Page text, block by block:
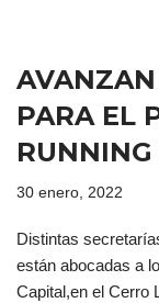
PARA EL
30 enero, 2022
Distintas
están abocadas a
Capital,en el Cerro